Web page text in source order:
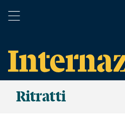
Ritratti